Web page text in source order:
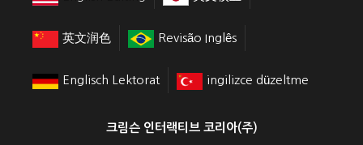
英文润色 Revisão Inglês
Englisch Lektorat ingilizce düzeltme
크림슨 인터랙티브 코리아(주)